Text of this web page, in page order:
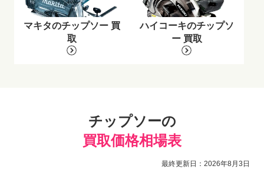
マキタのチップソー 買
取
ハイコーキのチップソ
ー 買取
チップソーの
買取価格相場表
最終更新日：2026年8月3日